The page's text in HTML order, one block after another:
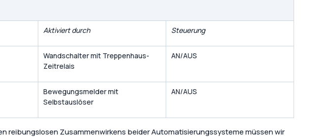
Aktiviert durch Steuerung
Wandschalter mit Treppenhaus-
Zeitrelais
AN/AUS
Bewegungsmelder mit
Selbstauslöser
AN/AUS
Zusammenwirkens beider Automatisierungssysteme müssen wir